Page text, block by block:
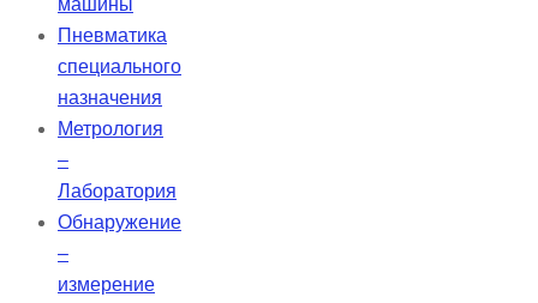
машины
Пневматика
специального
назначения
Метрология
–
Лаборатория
Обнаружение
–
измерение